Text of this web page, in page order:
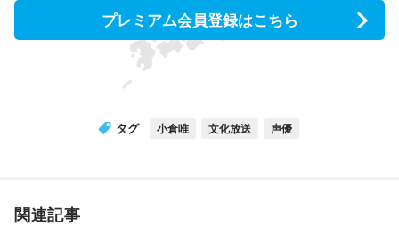
プレミアム会員登録はこちら
タグ 小倉唯 文化放送 声優
関連記事